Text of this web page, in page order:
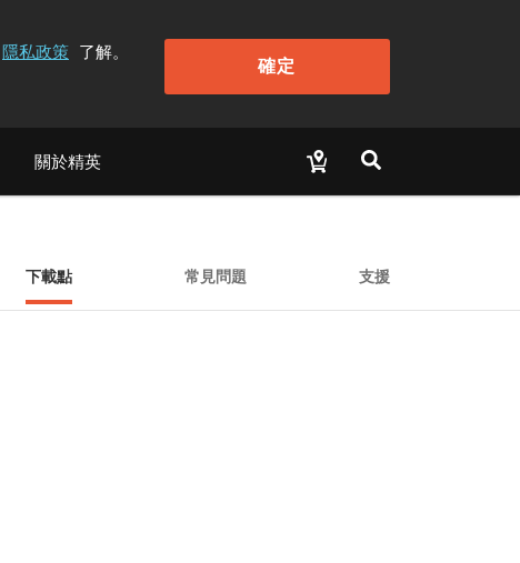
隱私政策 了解。
確定
關於精英
下載點 常見問題 支援